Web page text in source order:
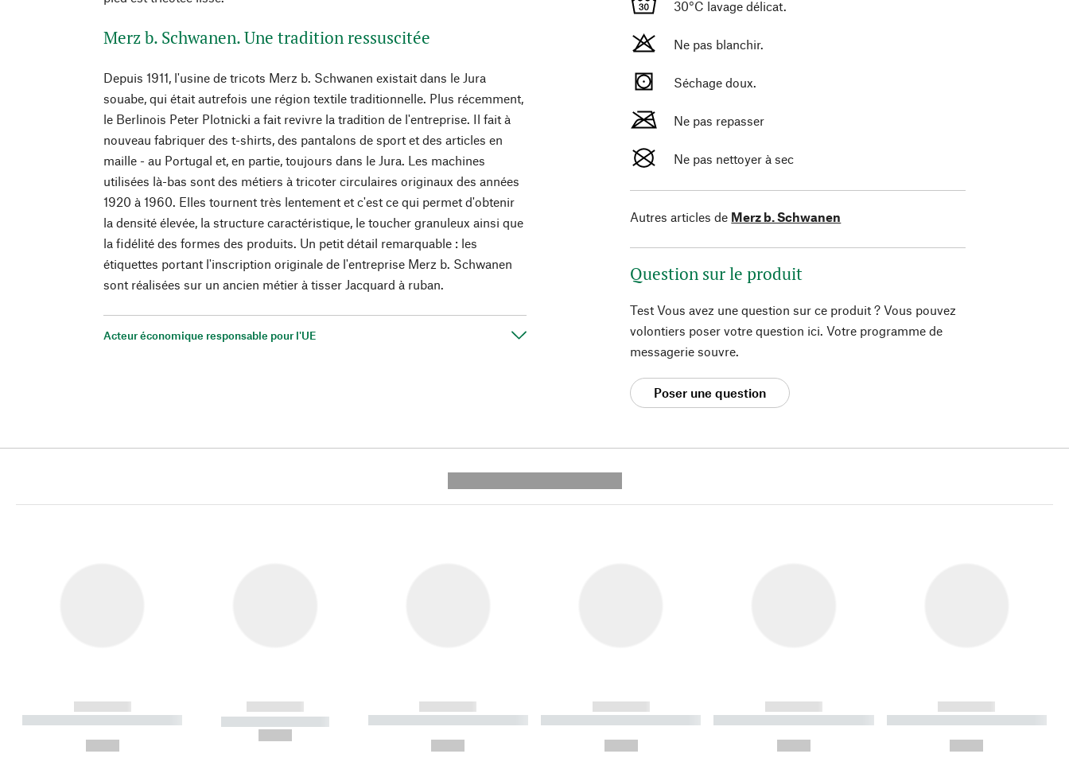
Merz b. Schwanen. Une tradition ressuscitée
Depuis 1911, l'usine de tricots Merz b. Schwanen existait dans le Jura
souabe, qui était autrefois une région textile traditionnelle. Plus récemment,
le Berlinois Peter Plotnicki a fait revivre la tradition de l'entreprise. Il fait à
nouveau fabriquer des t-shirts, des pantalons de sport et des articles en
maille - au Portugal et, en partie, toujours dans le Jura. Les machines
utilisées là-bas sont des métiers à tricoter circulaires originaux des années
1920 à 1960. Elles tournent très lentement et c'est ce qui permet d'obtenir
la densité élevée, la structure caractéristique, le toucher granuleux ainsi que
la fidélité des formes des produits. Un petit détail remarquable : les
étiquettes portant l'inscription originale de l'entreprise Merz b. Schwanen
sont réalisées sur un ancien métier à tisser Jacquard à ruban.
Acteur économique responsable pour l'UE
30°C lavage délicat.
Ne pas blanchir.
Séchage doux.
Ne pas repasser
Ne pas nettoyer à sec
Autres articles de Merz b. Schwanen
Question sur le produit
Test Vous avez une question sur ce produit ? Vous pouvez
volontiers poser votre question ici. Votre programme de
messagerie souvre.
Poser une question
------------
----------- ----------- ----------
------------
----------- -----------
------------
----------- ----------- ----------
------------
----------- ----------- ----------
------------
----------- ----------- ----------
------------
----------- ----------- ----------